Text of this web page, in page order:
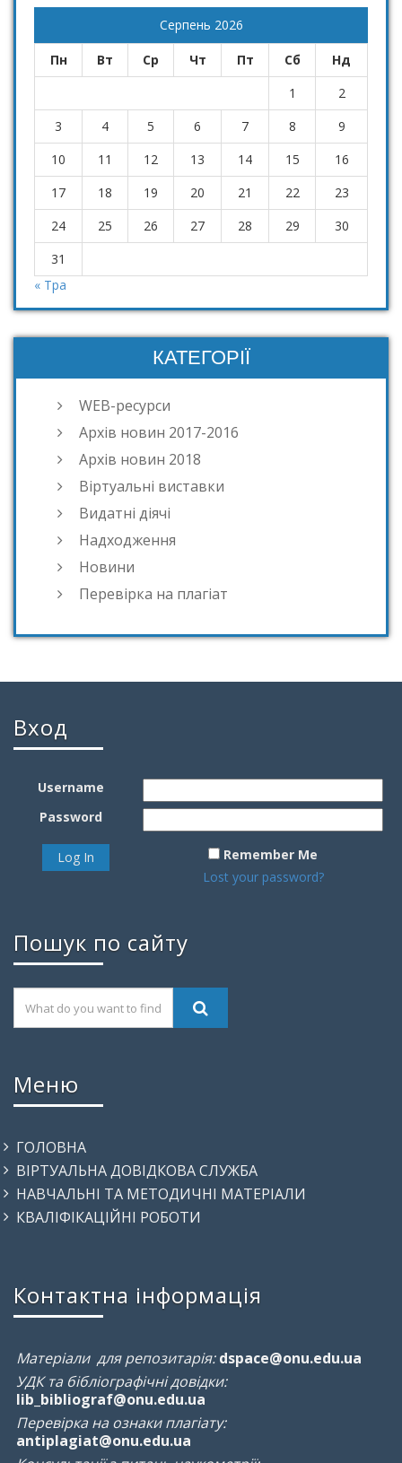
Серпень 2026
Пн Вт Ср Чт Пт Сб
Нд
1
2
3
4 5 6 7 8
9
10
11 12 13 14 15
16
17
18 19 20 21 22
23
24
25 26 27 28 29
30
31
« Тра
КАТЕГОРІЇ
WEB-ресурси
Архів новин 2017-2016
Архів новин 2018
Віртуальні виставки
Видатні діячі
Надходження
Новини
Перевірка на плагіат
Вход
Username
Password
Remember Me
Lost your password?
Пошук по сайту
Меню
ГОЛОВНА
ВІРТУАЛЬНА ДОВІДКОВА СЛУЖБА
НАВЧАЛЬНІ ТА МЕТОДИЧНІ МАТЕРІАЛИ
КВАЛІФІКАЦІЙНІ РОБОТИ
Контактна інформація
Матеріали для репозитарія: dspace@onu.edu.ua
УДК та бібліографічні довідки:
lib_bibliograf@onu.edu.ua
Перевірка на ознаки плагіату:
antiplagiat@onu.edu.ua